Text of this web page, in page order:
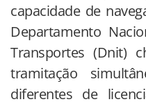
capacidade de
Departamento
Transportes (Dnit)
tramitação
diferentes de